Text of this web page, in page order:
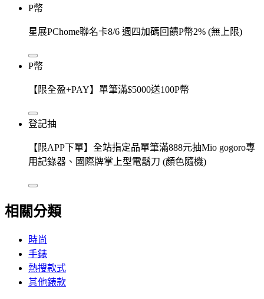
P幣
星展PChome聯名卡8/6 週四加碼回饋P幣2% (無上限)
P幣
【限全盈+PAY】單筆滿$5000送100P幣
登記抽
【限APP下單】全站指定品單筆滿888元抽Mio gogoro專
用記錄器、國際牌掌上型電鬍刀 (顏色隨機)
相關分類
時尚
手錶
熱搜款式
其他錶款